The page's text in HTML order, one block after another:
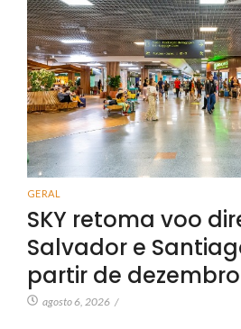
GERAL
SKY retoma voo
Salvador e
partir de dezembro
agosto 6, 2026 /